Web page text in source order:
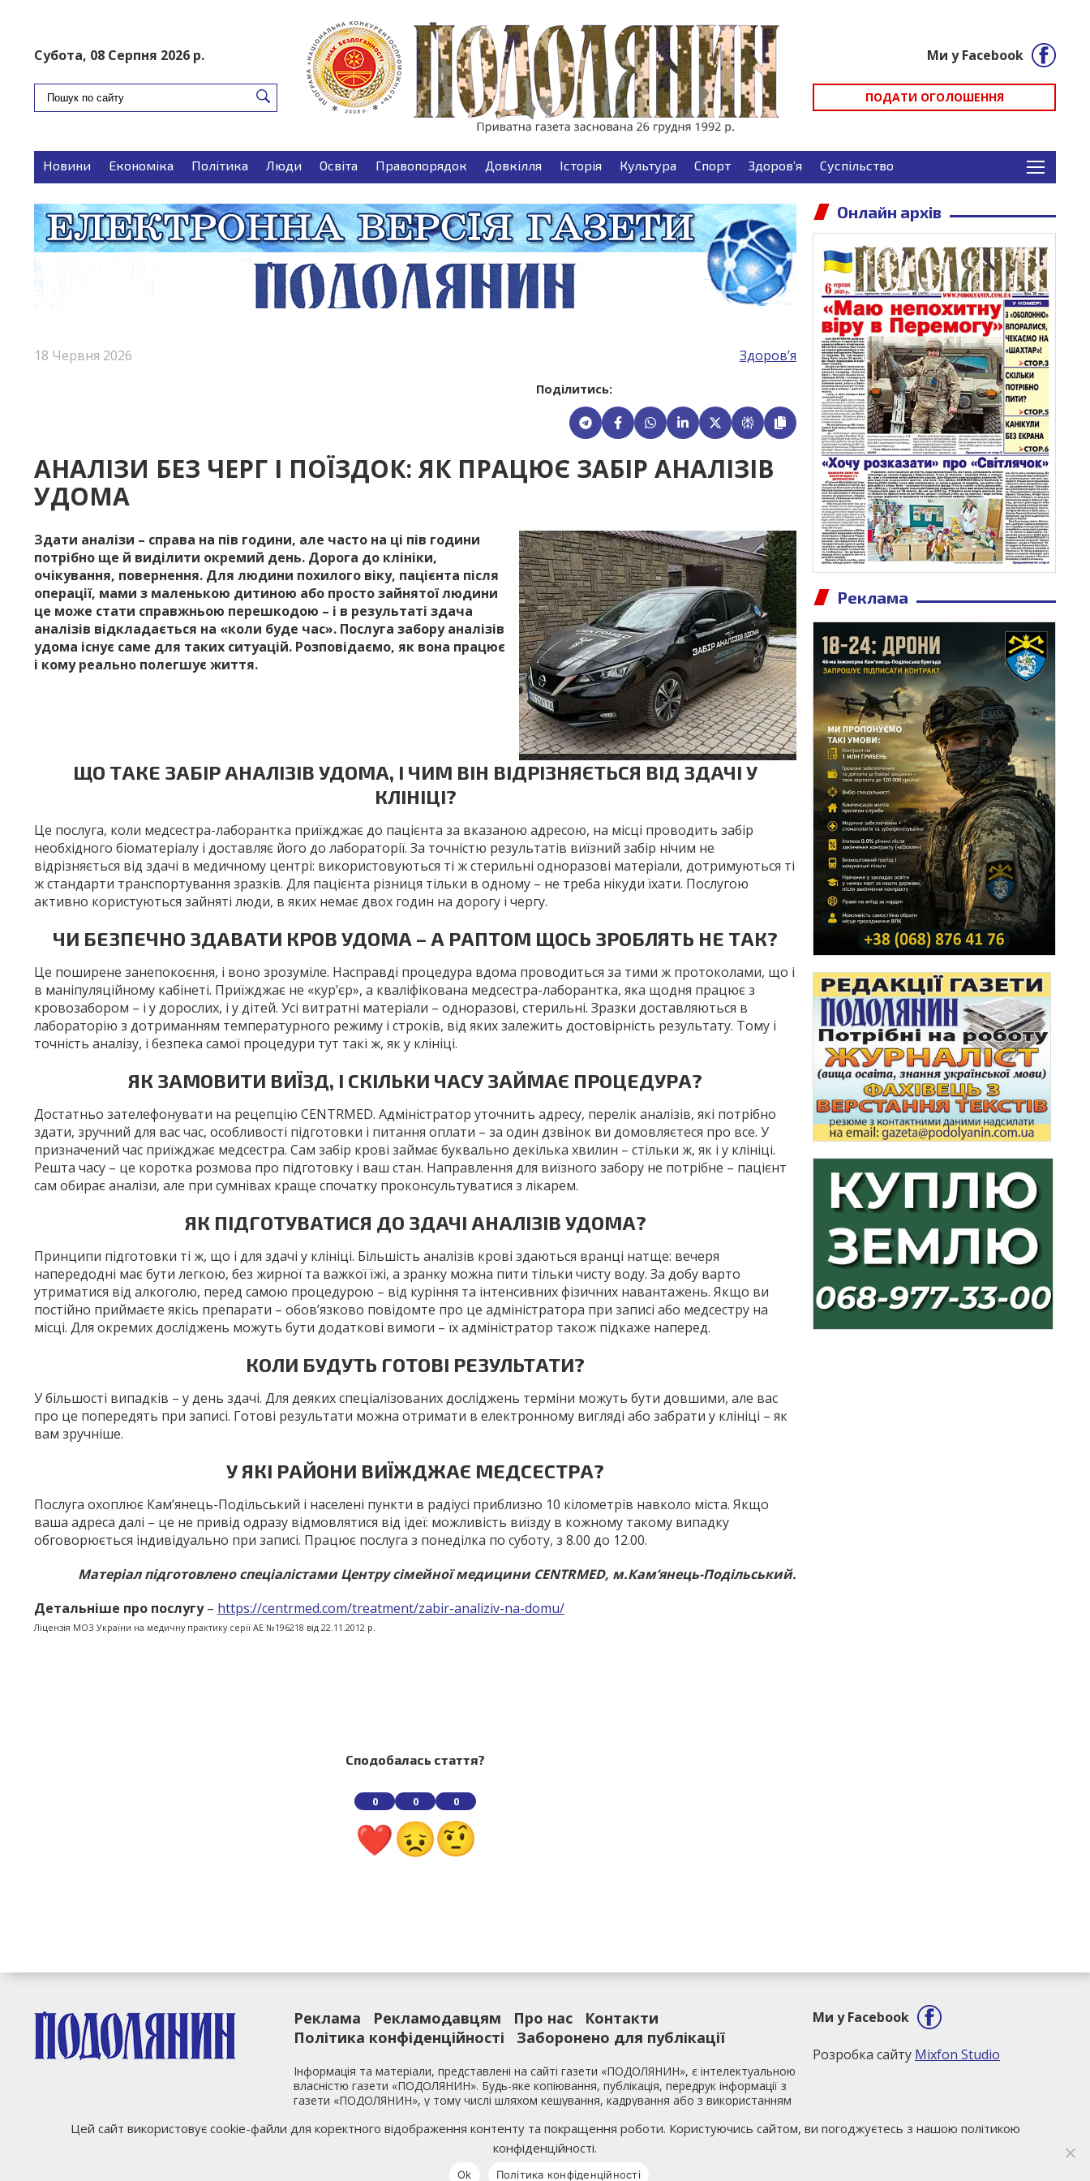
Субота, 08 Серпня 2026 р. Ми у Facebook
ПОДАТИ ОГОЛОШЕННЯ
Новини Економіка Політика Люди Освіта Правопорядок Довкілля Історія Культура Спорт Здоров’я Суспільство
18 Червня 2026 Здоров’я
Поділитись:
АНАЛІЗИ БЕЗ ЧЕРГ І ПОЇЗДОК: ЯК ПРАЦЮЄ ЗАБІР АНАЛІЗІВ
УДОМА
Здати аналізи – справа на пів години, але часто на ці пів години
потрібно ще й виділити окремий день. Дорога до клініки,
очікування, повернення. Для людини похилого віку, пацієнта після
операції, мами з маленькою дитиною або просто зайнятої людини
це може стати справжньою перешкодою – і в результаті здача
аналізів відкладається на «коли буде час». Послуга забору аналізів
удома існує саме для таких ситуацій. Розповідаємо, як вона працює
і кому реально полегшує життя.
ЩО ТАКЕ ЗАБІР АНАЛІЗІВ УДОМА, І ЧИМ ВІН ВІДРІЗНЯЄТЬСЯ ВІД ЗДАЧІ У
КЛІНІЦІ?
Це послуга, коли медсестра-лаборантка приїжджає до пацієнта за вказаною адресою, на місці проводить забір
необхідного біоматеріалу і доставляє його до лабораторії. За точністю результатів виїзний забір нічим не
відрізняється від здачі в медичному центрі: використовуються ті ж стерильні одноразові матеріали, дотримуються ті
ж стандарти транспортування зразків. Для пацієнта різниця тільки в одному – не треба нікуди їхати. Послугою
активно користуються зайняті люди, в яких немає двох годин на дорогу і чергу.
ЧИ БЕЗПЕЧНО ЗДАВАТИ КРОВ УДОМА – А РАПТОМ ЩОСЬ ЗРОБЛЯТЬ НЕ ТАК?
Це поширене занепокоєння, і воно зрозуміле. Насправді процедура вдома проводиться за тими ж протоколами, що і
в маніпуляційному кабінеті. Приїжджає не «кур’єр», а кваліфікована медсестра-лаборантка, яка щодня працює з
кровозабором – і у дорослих, і у дітей. Усі витратні матеріали – одноразові, стерильні. Зразки доставляються в
лабораторію з дотриманням температурного режиму і строків, від яких залежить достовірність результату. Тому і
точність аналізу, і безпека самої процедури тут такі ж, як у клініці.
ЯК ЗАМОВИТИ ВИЇЗД, І СКІЛЬКИ ЧАСУ ЗАЙМАЄ ПРОЦЕДУРА?
Достатньо зателефонувати на рецепцію CENTRMED. Адміністратор уточнить адресу, перелік аналізів, які потрібно
здати, зручний для вас час, особливості підготовки і питання оплати – за один дзвінок ви домовляєтеся про все. У
призначений час приїжджає медсестра. Сам забір крові займає буквально декілька хвилин – стільки ж, як і у клініці.
Решта часу – це коротка розмова про підготовку і ваш стан. Направлення для виїзного забору не потрібне – пацієнт
сам обирає аналізи, але при сумнівах краще спочатку проконсультуватися з лікарем.
ЯК ПІДГОТУВАТИСЯ ДО ЗДАЧІ АНАЛІЗІВ УДОМА?
Принципи підготовки ті ж, що і для здачі у клініці. Більшість аналізів крові здаються вранці натще: вечеря
напередодні має бути легкою, без жирної та важкої їжі, а зранку можна пити тільки чисту воду. За добу варто
утриматися від алкоголю, перед самою процедурою – від куріння та інтенсивних фізичних навантажень. Якщо ви
постійно приймаєте якісь препарати – обов’язково повідомте про це адміністратора при записі або медсестру на
місці. Для окремих досліджень можуть бути додаткові вимоги – їх адміністратор також підкаже наперед.
КОЛИ БУДУТЬ ГОТОВІ РЕЗУЛЬТАТИ?
У більшості випадків – у день здачі. Для деяких спеціалізованих досліджень терміни можуть бути довшими, але вас
про це попередять при записі. Готові результати можна отримати в електронному вигляді або забрати у клініці – як
вам зручніше.
У ЯКІ РАЙОНИ ВИЇЖДЖАЄ МЕДСЕСТРА?
Послуга охоплює Кам’янець-Подільський і населені пункти в радіусі приблизно 10 кілометрів навколо міста. Якщо
ваша адреса далі – це не привід одразу відмовлятися від ідеї: можливість виїзду в кожному такому випадку
обговорюється індивідуально при записі. Працює послуга з понеділка по суботу, з 8.00 до 12.00.
Матеріал підготовлено спеціалістами Центру сімейної медицини CENTRMED, м.Кам’янець-Подільський.
Детальніше про послугу– https://centrmed.com/treatment/zabir-analiziv-na-domu/
Ліцензія МОЗ України на медичну практику серії АЕ №196218 від 22.11.2012 р.
Сподобалась стаття?
0 0 0
Онлайн архів
Реклама
Реклама Рекламодавцям Про нас
Контакти
Політика конфіденційності
Заборонено для публікації
Інформація та матеріали, представлені на сайті газети «ПОДОЛЯНИН», є інтелектуальною
власністю газети «ПОДОЛЯНИН». Будь-яке копіювання, публікація, передрук інформації з
газети «ПОДОЛЯНИН», у тому числі шляхом кешування, кадрування або з використанням
згоди з боку редакції газети «ПОДОЛЯНИН».
Ми у Facebook
Розробка сайту Mixfon Studio
Цей сайт використовує cookie-файли для коректного відображення контенту та покращення роботи. Користуючись сайтом, ви погоджуєтесь з нашою політикою
конфіденційності.
Ok Політика конфіденційності